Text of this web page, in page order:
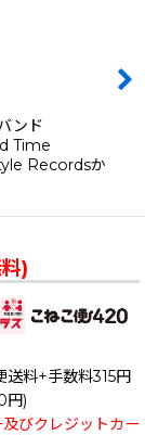
ンド
Time
Recordsか
)
送料+手数料315円
円)
びクレジットカー